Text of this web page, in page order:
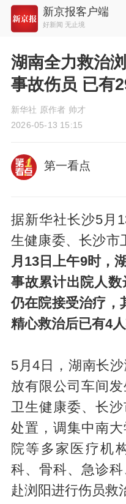
新京报客户端
好新闻 无止境
湖南全力救治
事故伤员 已有
新华社 原作者 帅才
2026-05-13 15:15
第一看点
据新华社长沙5月
生健康委、长沙市
月13日上午9时，
事故累计出院人
仍在院接受治疗，
精心救治后已有4人
5月4日，湖南长
放有限公司车间
卫生健康委、长
处置，调集中南
院等多家医疗机
科、骨科、急诊科
赴浏阳进行伤员救